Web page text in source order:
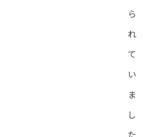
ら
れ
て
い
ま
し
た